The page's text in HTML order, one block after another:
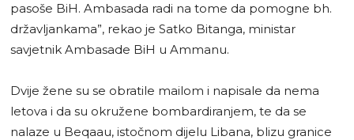
pasoše BiH. Ambasada radi na tome da pomogne bh.
državljankama”, rekao je Satko Bitanga, ministar
savjetnik Ambasade BiH u Ammanu.
Dvije žene su se obratile mailom i napisale da nema
letova i da su okružene bombardiranjem, te da se
nalaze u Beqaau, istočnom dijelu Libana, blizu granice